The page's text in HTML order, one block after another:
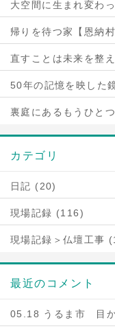
大空間に生まれ変わ
帰りを待つ家【恩納村
直すことは未来を整
50年の記憶を映した
裏庭にあるもうひと
カテゴリ
日記 (20)
現場記録 (116)
現場記録＞仏壇工事
最近のコメント
05.18 うるま市 目